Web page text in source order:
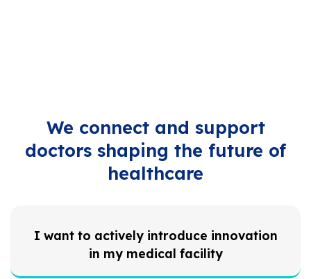
We connect and support
doctors shaping the future of
healthcare
I want to actively introduce innovation
in my medical facility